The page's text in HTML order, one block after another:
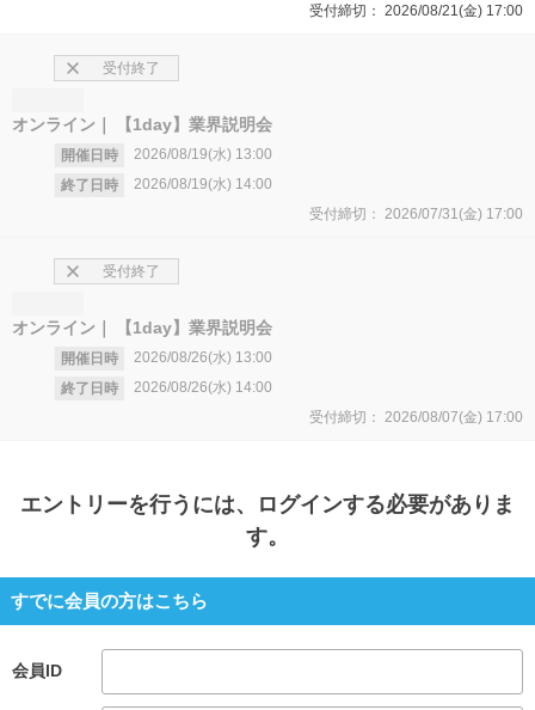
受付締切： 2026/08/21(金) 17:00
オンライン 【1day】業界説明会
開催日時 2026/08/19(水) 13:00
終了日時
2026/08/19(水) 14:00
受付終了
受付締切： 2026/07/31(金) 17:00
オンライン 【1day】業界説明会
開催日時 2026/08/26(水) 13:00
終了日時
2026/08/26(水) 14:00
受付終了
受付締切： 2026/08/07(金) 17:00
エントリーを行うには、ログインする必要がありま
す。
すでに会員の方はこちら
会員ID